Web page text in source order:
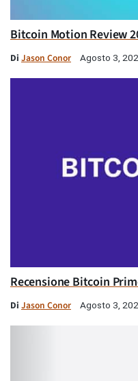
Bitcoin Motion Review
Di Jason Conor Agosto 3,
Recensione Bitcoin
Di Jason Conor Agosto 3,